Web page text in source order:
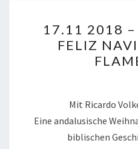
17.11 2018
FELIZ
Mit Ricardo
Eine andalusische
biblischen